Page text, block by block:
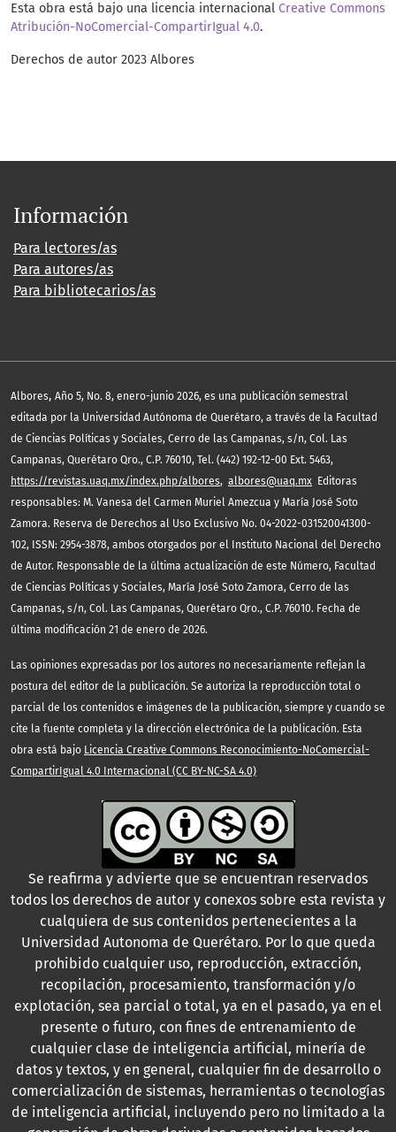
Esta obra está bajo una licencia internacional Creative Commons
Atribución-NoComercial-CompartirIgual 4.0.
Derechos de autor 2023 Albores
Información
Para lectores/as
Para autores/as
Para bibliotecarios/as
Albores, Año 5, No. 8, enero-junio 2026, es una publicación semestral
editada por la Universidad Autónoma de Querétaro, a través de la Facultad
de Ciencias Políticas y Sociales, Cerro de las Campanas, s/n, Col. Las
Campanas, Querétaro Qro., C.P. 76010, Tel. (442) 192-12-00 Ext. 5463,
https://revistas.uaq.mx/index.php/albores, albores@uaq.mx Editoras
responsables: M. Vanesa del Carmen Muriel Amezcua y María José Soto
Zamora. Reserva de Derechos al Uso Exclusivo No. 04-2022-031520041300-
102, ISSN: 2954-3878, ambos otorgados por el Instituto Nacional del Derecho
de Autor. Responsable de la última actualización de este Número, Facultad
de Ciencias Políticas y Sociales, María José Soto Zamora, Cerro de las
Campanas, s/n, Col. Las Campanas, Querétaro Qro., C.P. 76010. Fecha de
última modificación 21 de enero de 2026.
Las opiniones expresadas por los autores no necesariamente reflejan la
postura del editor de la publicación. Se autoriza la reproducción total o
parcial de los contenidos e imágenes de la publicación, siempre y cuando se
cite la fuente completa y la dirección electrónica de la publicación. Esta
obra está bajo Licencia Creative Commons Reconocimiento-NoComercial-
CompartirIgual 4.0 Internacional (CC BY-NC-SA 4.0)
Se reafirma y advierte que se encuentran reservados
todos los derechos de autor y conexos sobre esta revista y
cualquiera de sus contenidos pertenecientes a la
Universidad Autonoma de Querétaro. Por lo que queda
prohibido cualquier uso, reproducción, extracción,
recopilación, procesamiento, transformación y/o
explotación, sea parcial o total, ya en el pasado, ya en el
presente o futuro, con fines de entrenamiento de
cualquier clase de inteligencia artificial, minería de
datos y textos, y en general, cualquier fin de desarrollo o
comercialización de sistemas, herramientas o tecnologías
de inteligencia artificial, incluyendo pero no limitado a la